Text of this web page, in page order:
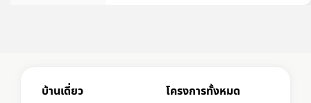
บ้านเดี่ยว
โครงการทั้งหมด